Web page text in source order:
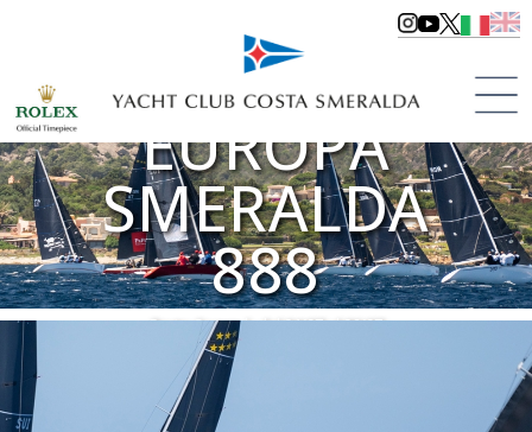
COPPA
EUROPA
SMERALDA
888
Porto Cervo | dal 04/07 al 06/07
Regattas